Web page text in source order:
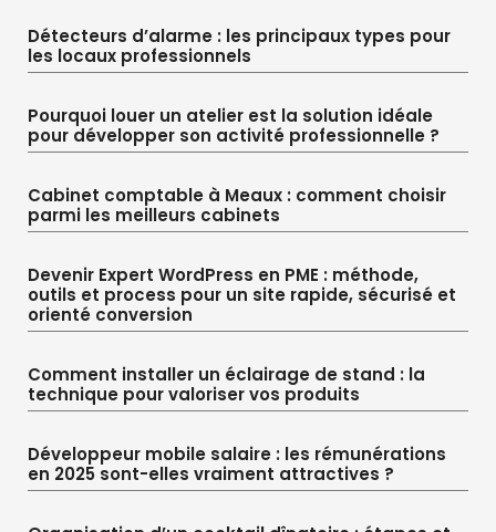
Détecteurs d’alarme : les principaux types pour
les locaux professionnels
Pourquoi louer un atelier est la solution idéale
pour développer son activité professionnelle ?
Cabinet comptable à Meaux : comment choisir
parmi les meilleurs cabinets
Devenir Expert WordPress en PME : méthode,
outils et process pour un site rapide, sécurisé et
orienté conversion
Comment installer un éclairage de stand : la
technique pour valoriser vos produits
Développeur mobile salaire : les rémunérations
en 2025 sont-elles vraiment attractives ?